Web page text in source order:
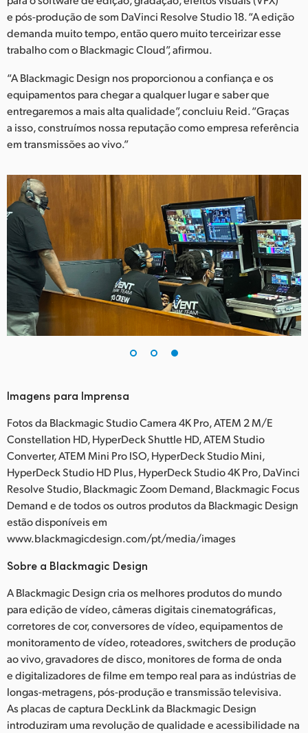
e pós-produção de som DaVinci Resolve Studio 18. “A edição
demanda muito tempo, então quero muito terceirizar esse
trabalho com o Blackmagic Cloud”, afirmou.
“A Blackmagic Design nos proporcionou a confiança e os
equipamentos para chegar a qualquer lugar e saber que
entregaremos a mais alta qualidade”, concluiu Reid. “Graças
a isso, construímos nossa reputação como empresa referência
em transmissões ao vivo.”
Imagens para Imprensa
Fotos da Blackmagic Studio Camera 4K Pro, ATEM 2 M/E
Constellation HD, HyperDeck Shuttle HD, ATEM Studio
Converter, ATEM Mini Pro ISO, HyperDeck Studio Mini,
HyperDeck Studio HD Plus, HyperDeck Studio 4K Pro, DaVinci
Resolve Studio, Blackmagic Zoom Demand, Blackmagic Focus
Demand e de todos os outros produtos da Blackmagic Design
estão disponíveis em
www.blackmagicdesign.com/pt/media/images
Sobre a Blackmagic Design
A Blackmagic Design cria os melhores produtos do mundo
para edição de vídeo, câmeras digitais cinematográficas,
corretores de cor, conversores de vídeo, equipamentos de
monitoramento de vídeo, roteadores, switchers de produção
ao vivo, gravadores de disco, monitores de forma de onda
e digitalizadores de filme em tempo real para as indústrias de
longas-metragens, pós-produção e transmissão televisiva.
As placas de captura DeckLink da Blackmagic Design
introduziram uma revolução de qualidade e acessibilidade na